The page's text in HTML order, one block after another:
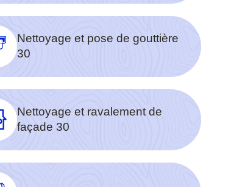
Nettoyage et pose de gouttière
30
Nettoyage et ravalement de
façade 30